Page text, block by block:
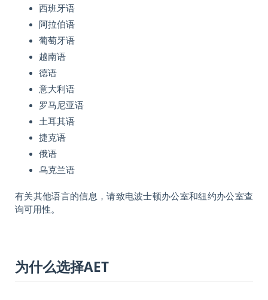
西班牙语
阿拉伯语
葡萄牙语
越南语
德语
意大利语
罗马尼亚语
土耳其语
捷克语
俄语
乌克兰语
有关其他语言的信息，请致电波士顿办公室和纽约办公室查
询可用性。
为什么选择AET